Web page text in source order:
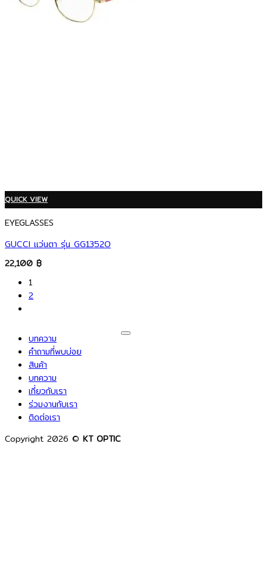
QUICK VIEW
EYEGLASSES
GUCCI แว่นตา รุ่น GG1352O
22,100 ฿
1
2
บทความ
คำถามที่พบบ่อย
สินค้า
บทความ
เกี่ยวกับเรา
ร่วมงานกับเรา
ติดต่อเรา
Copyright 2026 © KT OPTIC